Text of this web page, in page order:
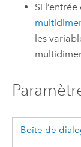
Si
les
Boîte de